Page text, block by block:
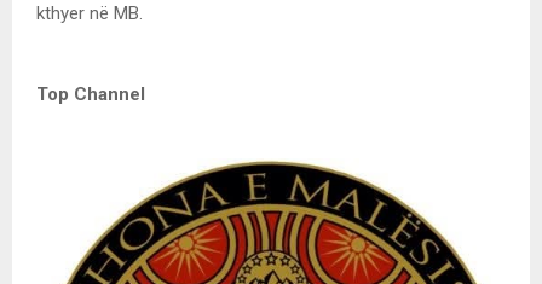
kthyer në MB.
Top Channel